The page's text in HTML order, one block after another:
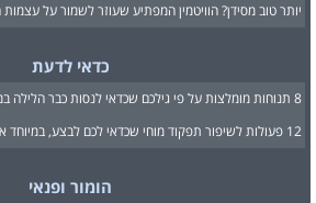
יותר טוב מסידן? הוויטמין המפתיע שעוזר לשמור על
כדאי לדעת
8 תנוחות מומלצות על פי גילכם שכדאי לנסות כבר הלילה במיטה
12 פעולות לשיפור תפקוד מוחי שכדאי לכם לבצע, במיוחד את 6!
הומור ופנאי